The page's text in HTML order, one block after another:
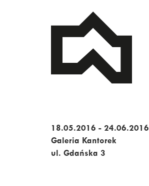
18.05.2016 - 24.06.2016
Galeria Kantorek
ul. Gdańska 3